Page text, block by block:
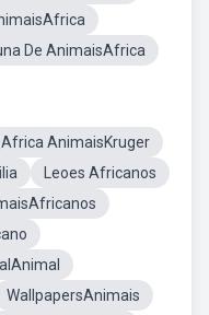
De AnimaisAfrica
Africa AnimaisKruger
Leoes Africanos
WallpapersAnimais